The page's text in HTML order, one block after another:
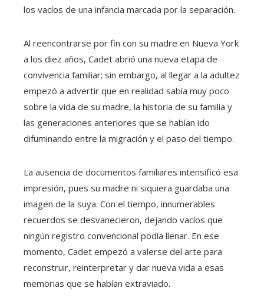
los vacíos de una infancia marcada por la separación.
Al reencontrarse por fin con su madre en Nueva York
a los diez años, Cadet abrió una nueva etapa de
convivencia familiar; sin embargo, al llegar a la adultez
empezó a advertir que en realidad sabía muy poco
sobre la vida de su madre, la historia de su familia y
las generaciones anteriores que se habían ido
difuminando entre la migración y el paso del tiempo.
La ausencia de documentos familiares intensificó esa
impresión, pues su madre ni siquiera guardaba una
imagen de la suya. Con el tiempo, innumerables
recuerdos se desvanecieron, dejando vacíos que
ningún registro convencional podía llenar. En ese
momento, Cadet empezó a valerse del arte para
reconstruir, reinterpretar y dar nueva vida a esas
memorias que se habían extraviado.